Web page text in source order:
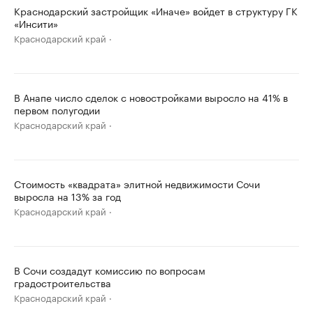
Краснодарский застройщик «Иначе» войдет в структуру ГК
«Инсити»
Краснодарский край
В Анапе число сделок с новостройками выросло на 41% в
первом полугодии
Краснодарский край
Стоимость «квадрата» элитной недвижимости Сочи
выросла на 13% за год
Краснодарский край
В Сочи создадут комиссию по вопросам
градостроительства
Краснодарский край